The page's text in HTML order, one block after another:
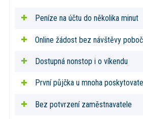
Peníze na účtu do několika minut
Online žádost bez návštěvy
Dostupná nonstop i o víkendu
První půjčka u mnoha
Bez potvrzení zaměstnavatele